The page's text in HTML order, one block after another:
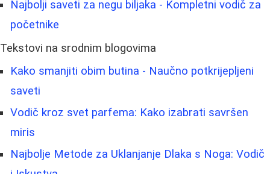
Najbolji saveti za negu biljaka - Kompletni vodič za
početnike
Tekstovi na srodnim blogovima
Kako smanjiti obim butina - Naučno potkrijepljeni
saveti
Vodič kroz svet parfema: Kako izabrati savršen
miris
Najbolje Metode za Uklanjanje Dlaka s Noga: Vodič